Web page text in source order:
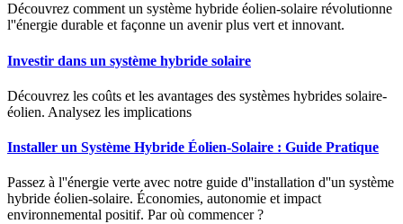
Découvrez comment un système hybride éolien-solaire révolutionne
l''énergie durable et façonne un avenir plus vert et innovant.
Investir dans un système hybride solaire
Découvrez les coûts et les avantages des systèmes hybrides solaire-
éolien. Analysez les implications
Installer un Système Hybride Éolien-Solaire : Guide Pratique
Passez à l''énergie verte avec notre guide d''installation d''un système
hybride éolien-solaire. Économies, autonomie et impact
environnemental positif. Par où commencer ?